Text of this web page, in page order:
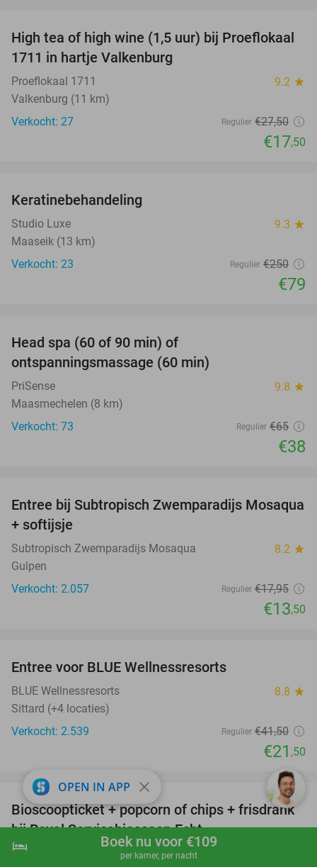
shopping_cart Boek nu
hotel Boek nu voor €109
per kamer, per nacht
36%
High tea of high wine (1,5 uur) bij Proeflokaal
1711 in hartje Valkenburg
Proeflokaal 1711 9.2 star
Valkenburg (11 km)
Verkocht: 27
Regulier €27,50
€17,50
Keratinebehandeling
Studio Luxe 9.3 star
Maaseik (13 km)
Verkocht: 23
Regulier €250
€79
Head spa (60 of 90 min) of
ontspanningsmassage (60 min)
PriSense 9.8 star
Maasmechelen (8 km)
Verkocht: 73
Regulier €65
€38
25%
Entree bij Subtropisch Zwemparadijs Mosaqua
+ softijsje
Subtropisch Zwemparadijs Mosaqua 8.2 star
Gulpen
Verkocht: 2.057
Regulier €17,95
€13,50
Entree voor BLUE Wellnessresorts
BLUE Wellnessresorts 8.8 star
Sittard (+4 locaties)
Verkocht: 2.539
Regulier €41,50
€21 ,50
34%
favorite_border
Bioscoopticket + popcorn of chips + frisdrank
bij Royal Servicebioscoop Echt
Royal Servicebioscoop Echt
OPEN IN APP close